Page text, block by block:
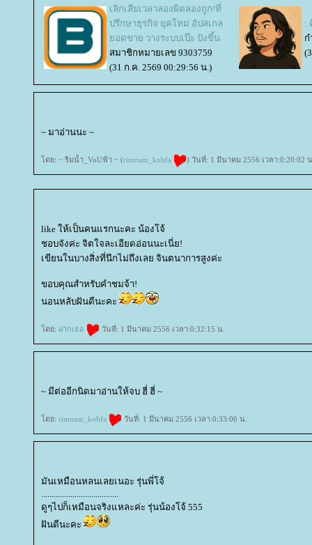
เลิกเสียเวลาลองผิดลองถูก!ที่
ปรึกษาธุรกิจ ยุคใหม่ อัปสเกล
อดขาย วางระบบเป๊ะ ปังขึ้น
สมาชิกหมายเลข 9303759
(31 ก.ค. 2569 00:29:56 น.)
:
ก๋
~ มาอ่านนะ ~
ดย: ~ ริมน้ำ_VoUฟ้า ~ (rimnam_kobfa ) วันที่: 1 มีนาคม 2556 เวลา:0:20:02
like ให้เป็นคนแรกนะคะ น้องโจ้
ชอบจังค่ะ จิตใจละเอียดอ่อนนะเนี่ย!
เขียนในบางสิ่งที่นึกไม่ถึงเลย จินตนาการสูงค่ะ
ขอบคุณสำหรับคำชมจ้า!
นอนหลับฝันดีนะคะ
ดย: ฝากเธอ วันที่: 1 มีนาคม 2556 เวลา:0:32:15 น.
~ มีต่ออีกนิดมาอ่านให้จบ ฮี่ ฮี่ ~
ดย: rimnam_kobfa วันที่: 1 มีนาคม 2556 เวลา:0:33:06 น.
มันเหมือนหลนเลยเนอะ รุ่นพี่โจ้
ดูๆไปก็เหมือนจริงแหละค่ะ รุ่นน้องโจ้ 555
ฝันดีนะคะ